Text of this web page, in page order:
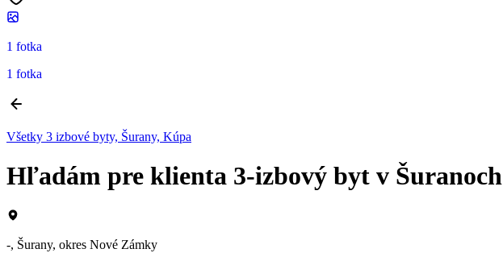
1 fotka
1 fotka
Všetky 3 izbové byty, Šurany, Kúpa
Hľadám pre klienta 3-izbový byt v Šuranoch
-, Šurany, okres Nové Zámky